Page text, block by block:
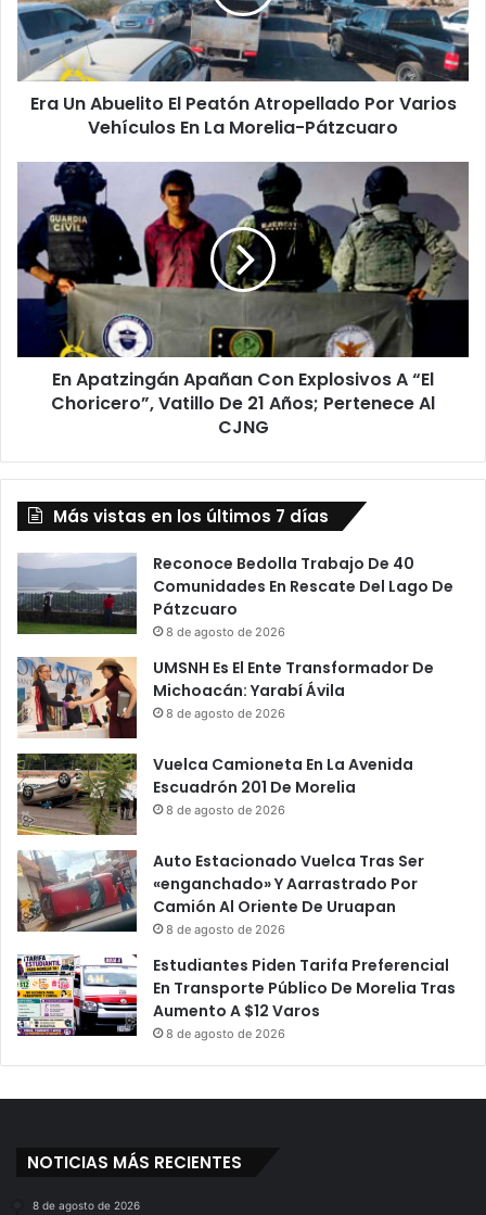
Atropellado
Por
Varios
Vehículos
En
Pátzcuaro
Era Un Abuelito El Peatón Atropellado Por Varios
Vehículos En La Morelia-Pátzcuaro
Apatzingán
Apañan
Con
Explosivos
Choricero”,
Vatillo
Al
En Apatzingán Apañan Con Explosivos A “El
Choricero”, Vatillo De 21 Años; Pertenece Al
CJNG
Más vistas en los últimos 7 días
Reconoce Bedolla Trabajo De 40
Comunidades En Rescate Del Lago De
Pátzcuaro
8 de agosto de 2026
UMSNH Es El Ente Transformador De
Michoacán: Yarabí Ávila
8 de agosto de 2026
Vuelca Camioneta En La Avenida
Escuadrón 201 De Morelia
8 de agosto de 2026
Auto Estacionado Vuelca Tras Ser
«enganchado» Y Aarrastrado Por
Camión Al Oriente De Uruapan
8 de agosto de 2026
Estudiantes Piden Tarifa Preferencial
En Transporte Público De Morelia Tras
Aumento A $12 Varos
8 de agosto de 2026
NOTICIAS MÁS RECIENTES
8 de agosto de 2026